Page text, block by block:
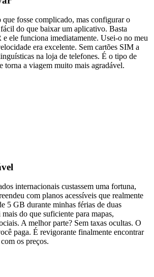
que fosse complicado, mas configurar o
do que baixar um aplicativo. Basta
e ele funciona imediatamente. Usei-o no meu
era excelente. Sem cartões SIM a
na loja de telefones. É o tipo de
torna a viagem muito mais agradável.
internacionais custassem uma fortuna,
com planos acessíveis que realmente
5 GB durante minhas férias de duas
do que suficiente para mapas,
A melhor parte? Sem taxas ocultas. O
paga. É revigorante finalmente encontrar
os preços.